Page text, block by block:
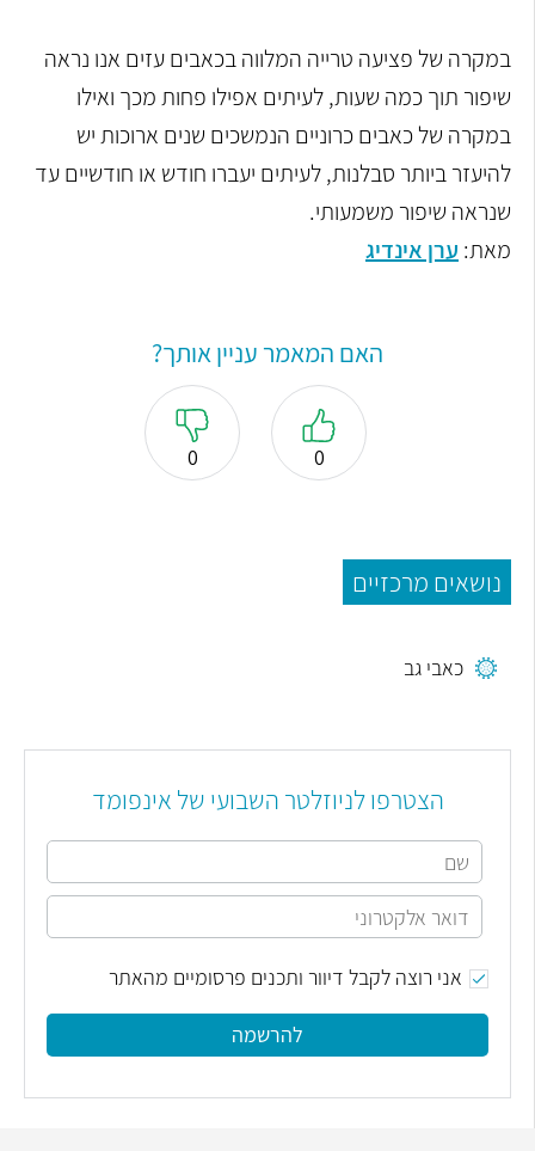
במקרה של פציעה טרייה המלווה בכאבים עזים אנו נראה
שיפור תוך כמה שעות, לעיתים אפילו פחות מכך ואילו
במקרה של כאבים כרוניים הנמשכים שנים ארוכות יש
להיעזר ביותר סבלנות, לעיתים יעברו חודש או חודשיים עד
שנראה שיפור משמעותי.
מאת: ערן אינדיג
האם המאמר עניין אותך?
0
0
נושאים מרכזיים
כאבי גב
הצטרפו לניוזלטר השבועי של אינפומד
אני רוצה לקבל דיוור ותכנים פרסומיים מהאתר
להרשמה